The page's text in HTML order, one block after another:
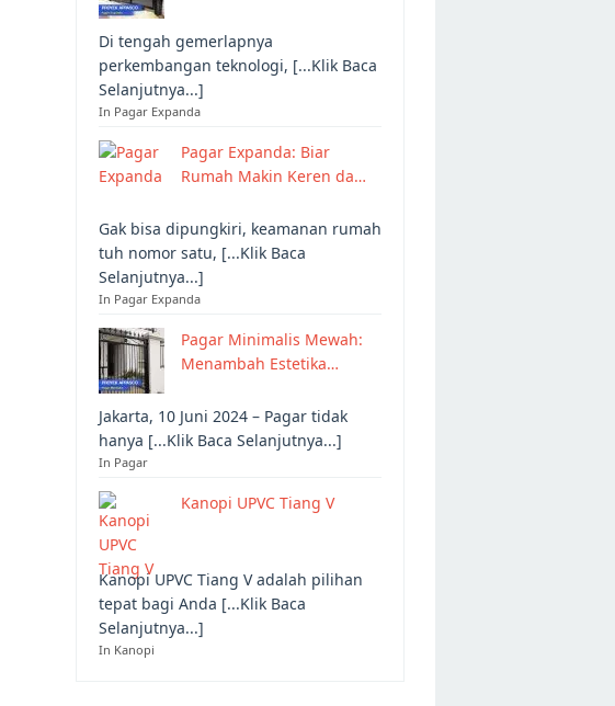
Di tengah gemerlapnya
perkembangan teknologi, [...Klik Baca
Selanjutnya...]
In Pagar Expanda
Pagar Expanda: Biar
Rumah Makin Keren da…
Gak bisa dipungkiri, keamanan rumah
tuh nomor satu, [...Klik Baca
Selanjutnya...]
In Pagar Expanda
Pagar Minimalis Mewah:
Menambah Estetika…
Jakarta, 10 Juni 2024 – Pagar tidak
hanya [...Klik Baca Selanjutnya...]
In Pagar
Kanopi UPVC Tiang V
Kanopi UPVC Tiang V adalah pilihan
tepat bagi Anda [...Klik Baca
Selanjutnya...]
In Kanopi